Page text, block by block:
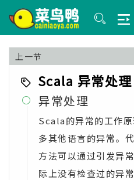
上一节
Scala 异常处理
 异常处理
Scala的异常的工作
多其他语言的异常。
方法可以通过引发异
际上没有检查过的异